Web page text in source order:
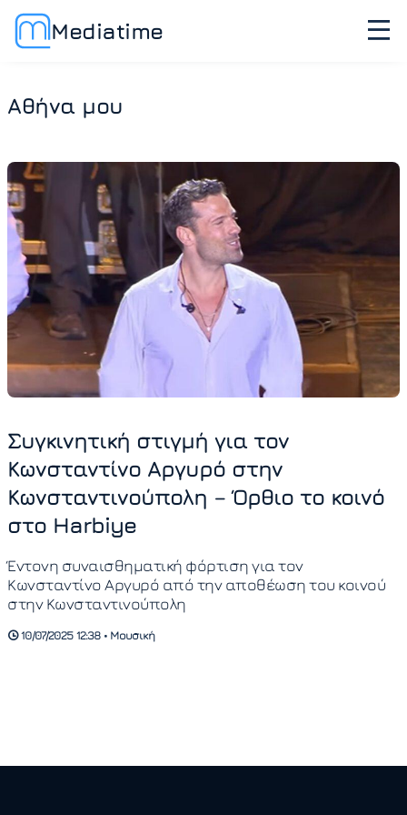
Mediatime
Αθήνα μου
Συγκινητική στιγμή για τον
Κωνσταντίνο Αργυρό στην
Κωνσταντινούπολη – Όρθιο το κοινό
στο Harbiye
Έντονη συναισθηματική φόρτιση για τον
Κωνσταντίνο Αργυρό από την αποθέωση του κοινού
στην Κωνσταντινούπολη
10/07/2025 12:38 • Μουσική